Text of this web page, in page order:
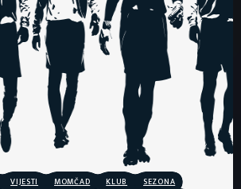
VIJESTI MOMČAD KLUB
SEZONA